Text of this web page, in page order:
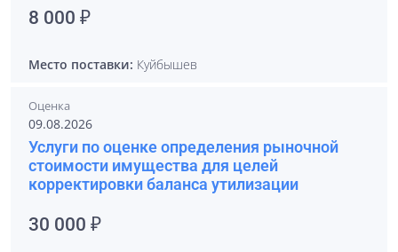
8 000 ₽
Место поставки: Куйбышев
Оценка
09.08.2026
Услуги по оценке определения рыночной
стоимости имущества для целей
корректировки баланса утилизации
30 000 ₽